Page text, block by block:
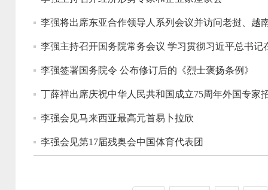
李强将出席东亚合作领导人系列会议并访问老挝、越
李强主持召开国务院常务会议 学习贯彻习近平总书
李强签署国务院令 公布修订后的《烈士褒扬条例》
丁薛祥出席庆祝中华人民共和国成立75周年外国专家
李强会见马来西亚最高元首易卜拉欣
李强会见第17届残奥会中国体育代表团